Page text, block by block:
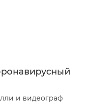
и видеограф